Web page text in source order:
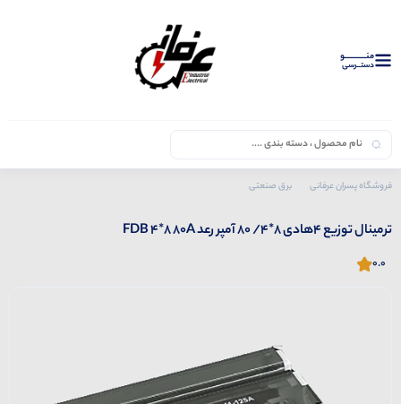
منــــــــــــو
دستــرسی
فروشگاه پسران عرفانی برق صنعتی
ترمینال توزیع 4هادی 8*4/ 80 آمپر رعد FDB 4*8 80A
0.0